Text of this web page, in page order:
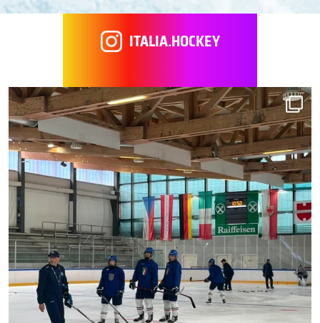
ITALIA.HOCKEY